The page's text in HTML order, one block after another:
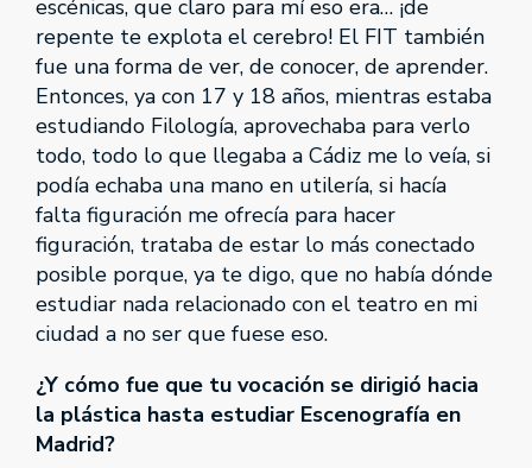
escénicas, que claro para mí eso era… ¡de
repente te explota el cerebro! El FIT también
fue una forma de ver, de conocer, de aprender.
Entonces, ya con 17 y 18 años, mientras estaba
estudiando Filología, aprovechaba para verlo
todo, todo lo que llegaba a Cádiz me lo veía, si
podía echaba una mano en utilería, si hacía
falta figuración me ofrecía para hacer
figuración, trataba de estar lo más conectado
posible porque, ya te digo, que no había dónde
estudiar nada relacionado con el teatro en mi
ciudad a no ser que fuese eso.
¿Y cómo fue que tu vocación se dirigió hacia
la plástica hasta estudiar Escenografía en
Madrid?